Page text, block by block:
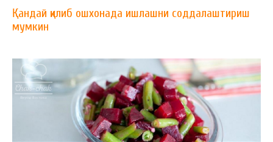
Қандай қилиб ошхонада ишлашни соддалаштириш
мумкин